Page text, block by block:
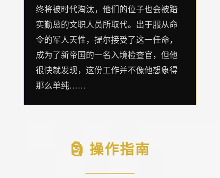
终将被时代淘汰，他们的位子也会被踏
实勤恳的文职人员所取代。出于服从命
令的军人天性，提尔接受了这一任命，
成为了新帝国的一名入境检查官，但他
很快就发现，这份工作并不像他想象得
那么单纯……
🗿 操作指南